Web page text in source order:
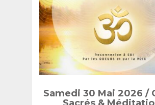
Samedi 30 Mai 2026 /
Sacrés &